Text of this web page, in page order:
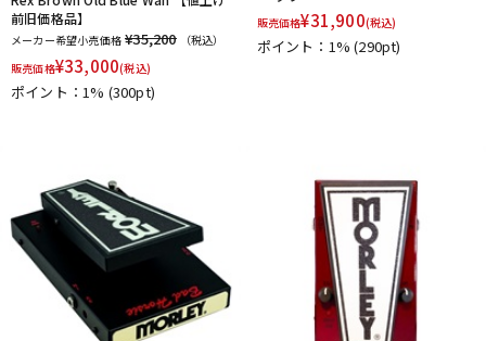
前旧価格品】
メーカー希望小売価格 ¥35,200
（税込）
販売価格¥33,000(税込)
ポイント：1% (300pt)
販売価格¥31,900(税込)
ポイント：1%(290pt)